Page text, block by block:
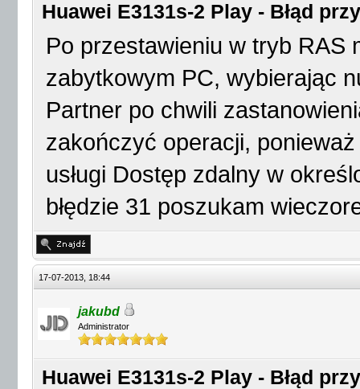
Huawei E3131s-2 Play - Błąd
Po przestawieniu w tryb RAS
zabytkowym PC, wybierając
Partner po chwili
zakończyć operacji,
usługi Dostęp zdalny w
błędzie 31 poszukam
17-07-2013, 18:44
jakubd
Administrator
Huawei E3131s-2 Play - Błąd